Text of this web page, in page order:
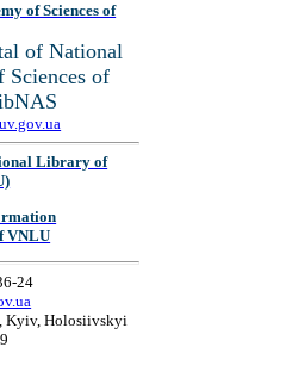
of Sciences of
of National
Sciences of
Library of
VNLU
24
Kyiv, Holosiivskyi